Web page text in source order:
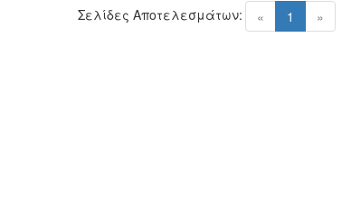
« 1 (current)
»
Σελίδες Αποτελεσμάτων: